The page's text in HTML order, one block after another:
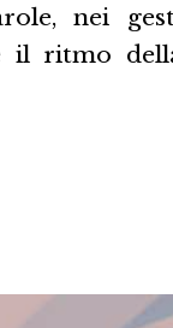
nei
il ritmo